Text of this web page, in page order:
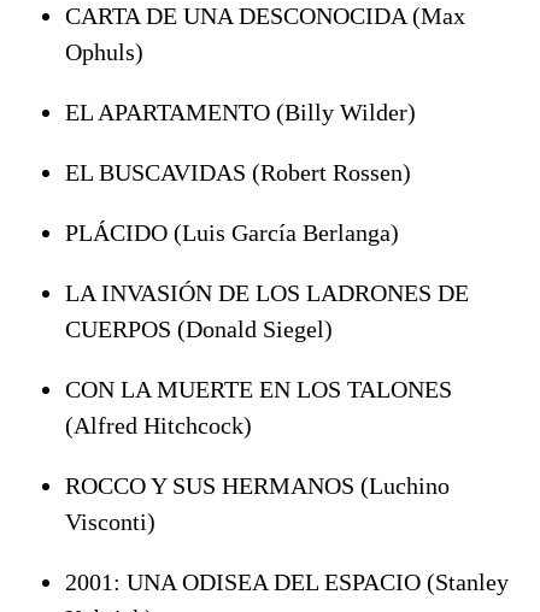
CARTA DE UNA DESCONOCIDA (Max
Ophuls)
EL APARTAMENTO (Billy Wilder)
EL BUSCAVIDAS (Robert Rossen)
PLÁCIDO (Luis García Berlanga)
LA INVASIÓN DE LOS LADRONES DE
CUERPOS (Donald Siegel)
CON LA MUERTE EN LOS TALONES
(Alfred Hitchcock)
ROCCO Y SUS HERMANOS (Luchino
Visconti)
2001: UNA ODISEA DEL ESPACIO (Stanley